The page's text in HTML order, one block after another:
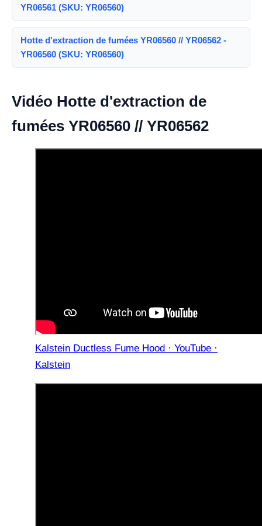
YR06561 (SKU: YR06560)
Hotte d'extraction de fumées YR06560 // YR06562 -
YR06560 (SKU: YR06560)
Vidéo Hotte d'extraction de
fumées YR06560 // YR06562
Kalstein Ductless Fume Hood · YouTube ·
Kalstein